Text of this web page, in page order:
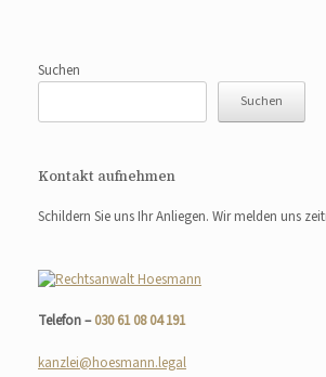
Suchen
Suchen
Kontakt aufnehmen
Schildern Sie uns Ihr Anliegen. Wir melden uns
Telefon –030 61 08 04 191
kanzlei@hoesmann.legal